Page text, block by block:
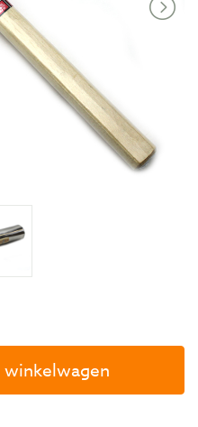
winkelwagen